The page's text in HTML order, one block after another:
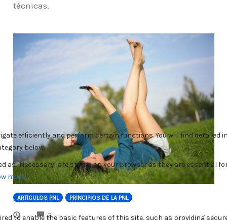
técnicas.
ARTICULOS PNL PRINCIPIOS DE LA PNL
2 COMMENTS